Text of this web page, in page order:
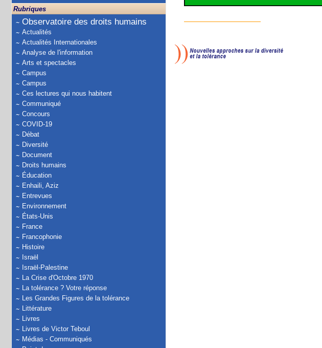
Rubriques
Observatoire des droits humains
Actualités
Actualités Internationales
Analyse de l'information
Arts et spectacles
Campus
Campus
Ces lectures qui nous habitent
Communiqué
Concours
COVID-19
Débat
Diversité
Document
Droits humains
Éducation
Enhaili, Aziz
Entrevues
Environnement
États-Unis
France
Francophonie
Histoire
Israël
Israël-Palestine
La Crise d'Octobre 1970
La tolérance ? Votre réponse
Les Grandes Figures de la tolérance
Littérature
Livres
Livres de Victor Teboul
Médias - Communiqués